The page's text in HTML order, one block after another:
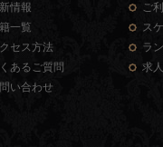
情報
ご
一覧
ス
セス方法
ラ
あるご質問
求
い合わせ